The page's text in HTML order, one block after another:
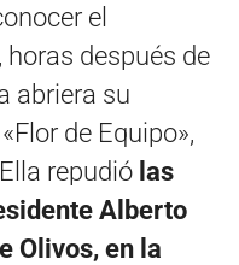
el
después de
abriera su
de Equipo»,
repudió las
Alberto
Olivos, en la